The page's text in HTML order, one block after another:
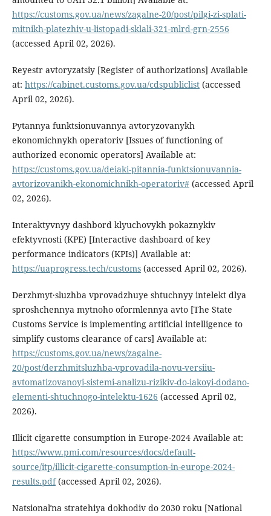
https://customs.gov.ua/news/zagalne-20/post/pilgi-zi-splati-
mitnikh-platezhiv-u-listopadi-sklali-321-mlrd-grn-2556
(accessed April 02, 2026).
Reyestr avtoryzatsiy [Register of authorizations] Available
at: https://cabinet.customs.gov.ua/cdspubliclist(accessed
April 02, 2026).
Pytannya funktsionuvannya avtoryzovanykh
ekonomichnykh operatoriv [Issues of functioning of
authorized economic operators] Available at:
https://customs.gov.ua/deiaki-pitannia-funktsionuvannia-
avtorizovanikh-ekonomichnikh-operatoriv#(accessed April
02, 2026).
Interaktyvnyy dashbord klyuchovykh pokaznykiv
efektyvnosti (KPE) [Interactive dashboard of key
performance indicators (KPIs)] Available at:
https://uaprogress.tech/customs(accessed April 02, 2026).
Derzhmyt·sluzhba vprovadzhuye shtuchnyy intelekt dlya
sproshchennya mytnoho oformlennya avto [The State
Customs Service is implementing artificial intelligence to
simplify customs clearance of cars] Available at:
https://customs.gov.ua/news/zagalne-
20/post/derzhmitsluzhba-vprovadila-novu-versiiu-
avtomatizovanoyi-sistemi-analizu-rizikiv-do-iakoyi-dodano-
elementi-shtuchnogo-intelektu-1626 (accessed April 02,
2026).
Illicit cigarette consumption in Europe-2024 Available at:
https://www.pmi.com/resources/docs/default-
source/itp/illicit-cigarette-consumption-in-europe-2024-
results.pdf(accessed April 02, 2026).
Natsionalʹna stratehiya dokhodiv do 2030 roku [National